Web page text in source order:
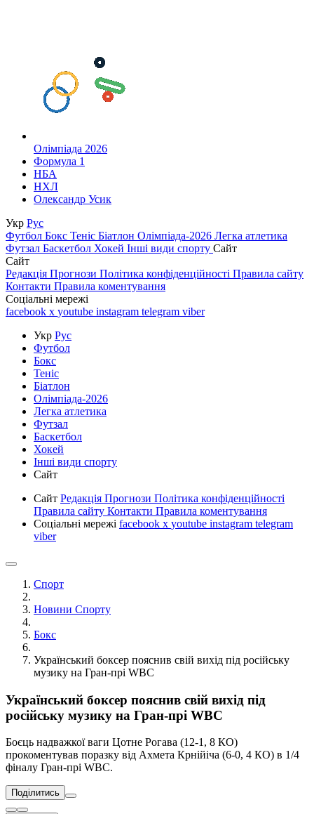
Олімпіада 2026
Формула 1
НБА
НХЛ
Олександр Усик
Укр Рус
Футбол Бокс Теніс Біатлон Олімпіада-2026 Легка атлетика
Футзал Баскетбол Хокей Інші види спорту Сайт
Сайт
Редакція Прогнози Політика конфіденційності Правила сайту
Контакти Правила коментування
Соціальні мережі
facebook x youtube instagram telegram viber
Укр Рус
Футбол
Бокс
Теніс
Біатлон
Олімпіада-2026
Легка атлетика
Футзал
Баскетбол
Хокей
Інші види спорту
Сайт
Сайт Редакція Прогнози Політика конфіденційності
Правила сайту Контакти Правила коментування
Соціальні мережі facebook x youtube instagram telegram
viber
Спорт
Новини Спорту
Бокс
Український боксер пояснив свій вихід під російську
музику на Гран-прі WBC
Український боксер пояснив свій вихід під
російську музику на Гран-прі WBC
Боєць надважкої ваги Цотне Рогава (12-1, 8 КО)
прокоментував поразку від Ахмета Крнійіча (6-0, 4 КО) в 1/4
фіналу Гран-прі WBC.
Поділитись